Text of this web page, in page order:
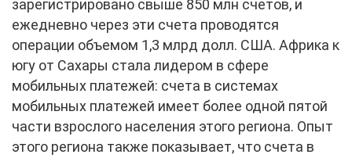
зарегистрировано свыше 850 млн счетов, и
ежедневно через эти счета проводятся
операции объемом 1,3 млрд долл. США. Африка к
югу от Сахары стала лидером в сфере
мобильных платежей: счета в системах
мобильных платежей имеет более одной пятой
части взрослого населения этого региона. Опыт
этого региона также показывает, что счета в